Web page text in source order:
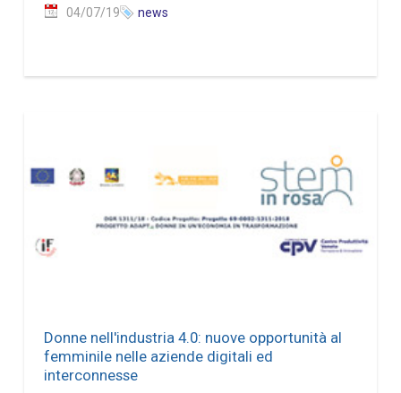
04/07/19 news
Donne nell'industria 4.0: nuove opportunità al
femminile nelle aziende digitali ed
interconnesse